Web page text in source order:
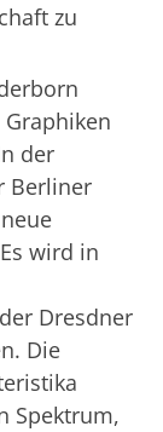
zu
der
Berliner
wird in
Dresdner
Die
Spektrum,